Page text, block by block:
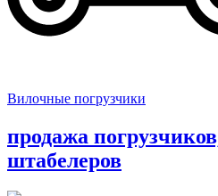
Вилочные погрузчики
продажа
штабелеров